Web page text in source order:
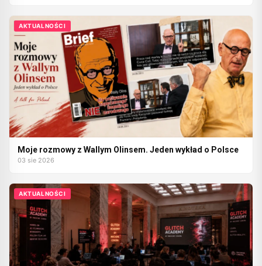
AKTUALNOŚCI
Moje rozmowy z Wallym Olinsem. Jeden wykład o Polsce
03 sie 2026
AKTUALNOŚCI